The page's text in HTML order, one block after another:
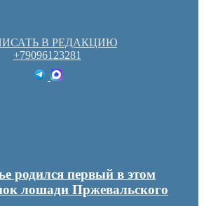
В РЕДАКЦИЮ
+79096123281
родился первый в этом
лошади Пржевальского